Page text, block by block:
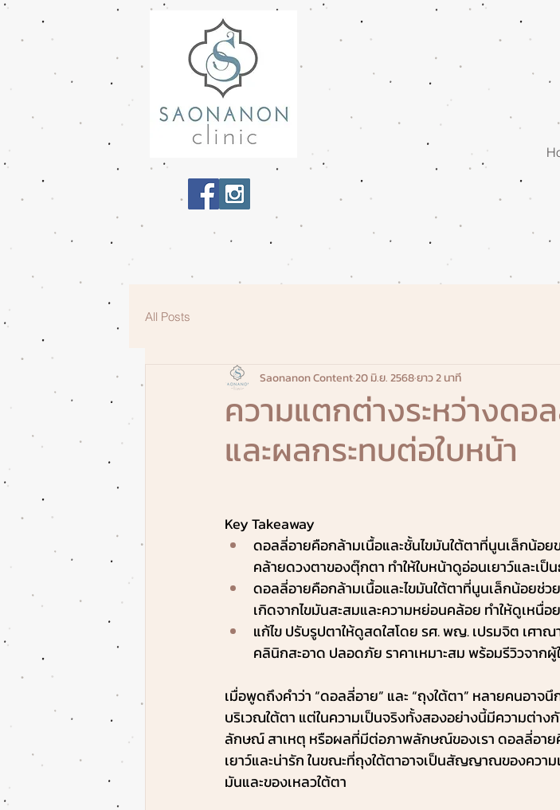
All Posts
ความแตกต่างระหว่างดอ
และผลกระทบต่อใบหน้า
Saonanon Content20 มิ.ย. 2568ยาว 2 นาที
Key Takeaway
ดอลลี่อายคือกล้ามเนื้อและชั้นไขมันใต้ตาที่นูนเล็กน้อ
คล้ายดวงตาของตุ๊กตา ทำให้ใบหน้าดูอ่อนเยาว์และเป็
ดอลลี่อายคือกล้ามเนื้อและไขมันใต้ตาที่นูนเล็กน้อยช่
เกิดจากไขมันสะสมและความหย่อนคล้อย ทำให้ดูเหนื่อ
แก้ไข ปรับรูปตาให้ดูสดใสโดย รศ. พญ. เปรมจิต เศ
คลินิกสะอาด ปลอดภัย ราคาเหมาะสม พร้อมรีวิวจาก
เมื่อพูดถึงคำว่า “ดอลลี่อาย” และ “ถุงใต้ตา” หลายคนอา
บริเวณใต้ตา แต่ในความเป็นจริงทั้งสองอย่างนี้มีความต่างกั
ลักษณ์ สาเหตุ หรือผลที่มีต่อภาพลักษณ์ของเรา ดอลลี่อาย
เยาว์และน่ารัก ในขณะที่ถุงใต้ตาอาจเป็นสัญญาณของควา
มันและของเหลวใต้ตา